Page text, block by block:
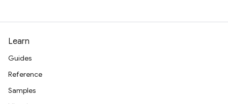
Learn
Guides
Reference
Samples